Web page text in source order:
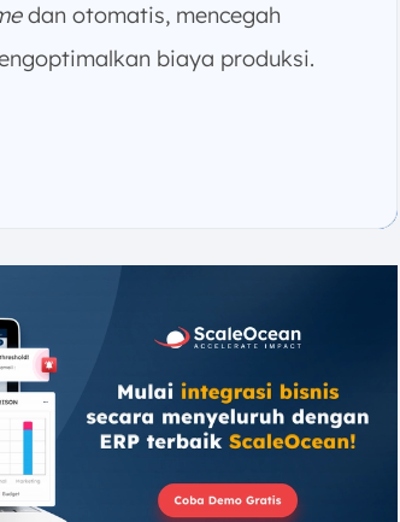
dan otomatis, mencegah
biaya produksi.